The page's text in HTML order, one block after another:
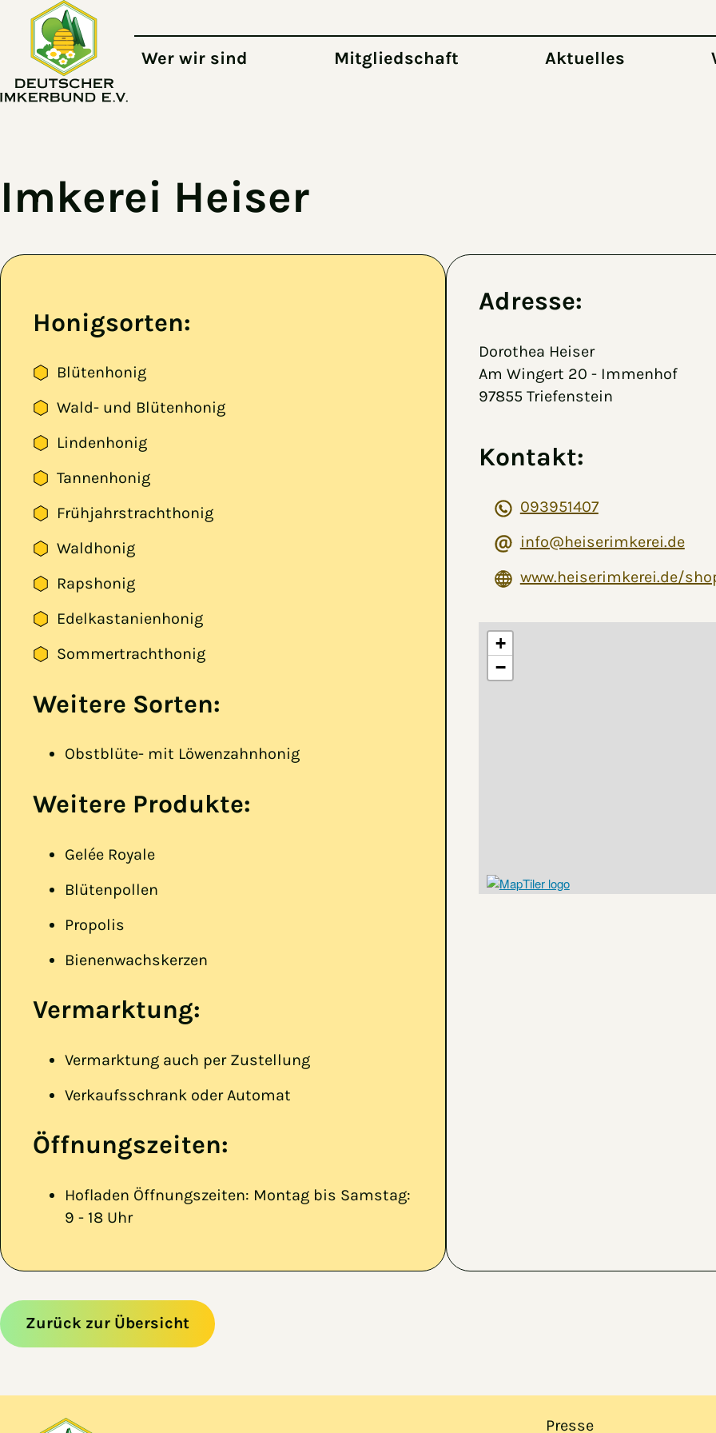
Zum Hauptinhalt springen
Wer wir sind Mitgliedschaft Aktuelles
Imkerei Heiser
Honigsorten:
Blütenhonig
Wald- und Blütenhonig
Lindenhonig
Tannenhonig
Frühjahrstrachthonig
Waldhonig
Rapshonig
Edelkastanienhonig
Sommertrachthonig
Weitere Sorten:
Obstblüte- mit Löwenzahnhonig
Weitere Produkte:
Gelée Royale
Blütenpollen
Propolis
Bienenwachskerzen
Vermarktung:
Vermarktung auch per Zustellung
Verkaufsschrank oder Automat
Öffnungszeiten:
Hofladen Öffnungszeiten: Montag bis Samstag:
9 - 18 Uhr
Adresse:
Dorothea Heiser
Am Wingert 20 - Immenhof
97855 Triefenstein
Kontakt:
093951407
info@heiserimkerei.de
www.heiserimkerei.de/
+
−
Zurück zur Übersicht
Presse